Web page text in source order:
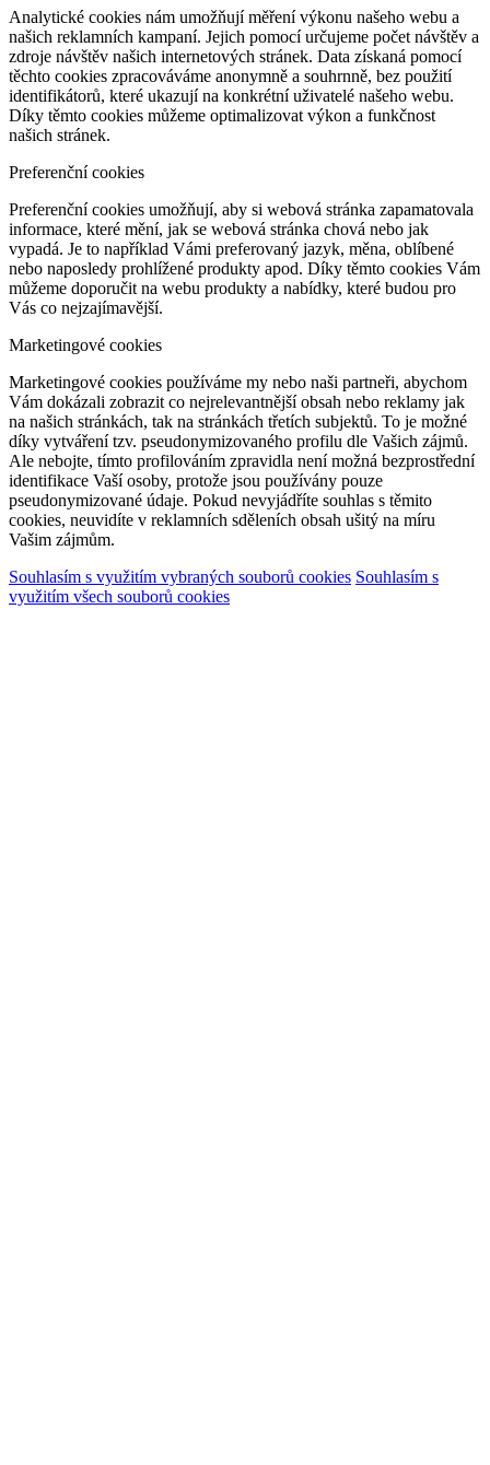
Analytické cookies nám umožňují měření výkonu našeho webu a
našich reklamních kampaní. Jejich pomocí určujeme počet návštěv a
zdroje návštěv našich internetových stránek. Data získaná pomocí
těchto cookies zpracováváme anonymně a souhrnně, bez použití
identifikátorů, které ukazují na konkrétní uživatelé našeho webu.
Díky těmto cookies můžeme optimalizovat výkon a funkčnost
našich stránek.
Preferenční cookies
Preferenční cookies umožňují, aby si webová stránka zapamatovala
informace, které mění, jak se webová stránka chová nebo jak
vypadá. Je to například Vámi preferovaný jazyk, měna, oblíbené
nebo naposledy prohlížené produkty apod. Díky těmto cookies Vám
můžeme doporučit na webu produkty a nabídky, které budou pro
Vás co nejzajímavější.
Marketingové cookies
Marketingové cookies používáme my nebo naši partneři, abychom
Vám dokázali zobrazit co nejrelevantnější obsah nebo reklamy jak
na našich stránkách, tak na stránkách třetích subjektů. To je možné
díky vytváření tzv. pseudonymizovaného profilu dle Vašich zájmů.
Ale nebojte, tímto profilováním zpravidla není možná bezprostřední
identifikace Vaší osoby, protože jsou používány pouze
pseudonymizované údaje. Pokud nevyjádříte souhlas s těmito
cookies, neuvidíte v reklamních sděleních obsah ušitý na míru
Vašim zájmům.
Souhlasím s využitím vybraných souborů cookies Souhlasím s
využitím všech souborů cookies